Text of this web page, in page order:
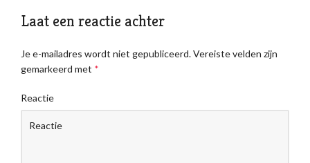
Laat een reactie achter
Je e-mailadres wordt niet gepubliceerd.Vereiste velden zijn
gemarkeerd met *
Reactie